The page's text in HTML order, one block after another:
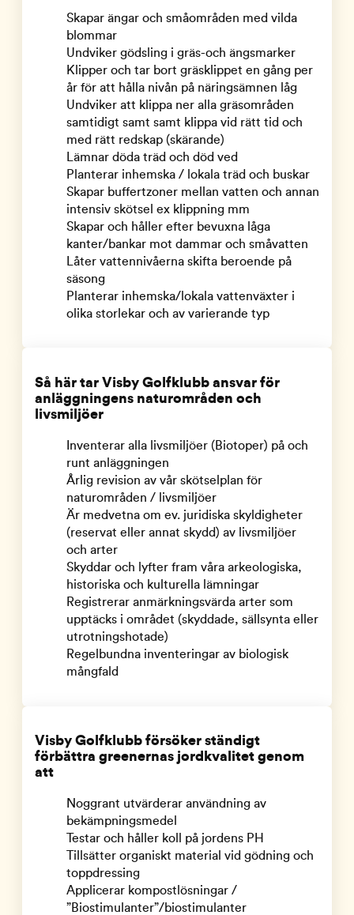
Skapar ängar och småområden med vilda
blommar
Undviker gödsling i gräs-och ängsmarker
Klipper och tar bort gräsklippet en gång per
år för att hålla nivån på näringsämnen låg
Undviker att klippa ner alla gräsområden
samtidigt samt samt klippa vid rätt tid och
med rätt redskap (skärande)
Lämnar döda träd och död ved
Planterar inhemska / lokala träd och buskar
Skapar buffertzoner mellan vatten och annan
intensiv skötsel ex klippning mm
Skapar och håller efter bevuxna låga
kanter/bankar mot dammar och småvatten
Låter vattennivåerna skifta beroende på
säsong
Planterar inhemska/lokala vattenväxter i
olika storlekar och av varierande typ
Så här tar Visby Golfklubb ansvar för
anläggningens naturområden och
livsmiljöer
Inventerar alla livsmiljöer (Biotoper) på och
runt anläggningen
Årlig revision av vår skötselplan för
naturområden / livsmiljöer
Är medvetna om ev. juridiska skyldigheter
(reservat eller annat skydd) av livsmiljöer
och arter
Skyddar och lyfter fram våra arkeologiska,
historiska och kulturella lämningar
Registrerar anmärkningsvärda arter som
upptäcks i området (skyddade, sällsynta eller
utrotningshotade)
Regelbundna inventeringar av biologisk
mångfald
Visby Golfklubb försöker ständigt
förbättra greenernas jordkvalitet genom
att
Noggrant utvärderar användning av
bekämpningsmedel
Testar och håller koll på jordens PH
Tillsätter organiskt material vid gödning och
toppdressing
Applicerar kompostlösningar /
”Biostimulanter”/biostimulanter